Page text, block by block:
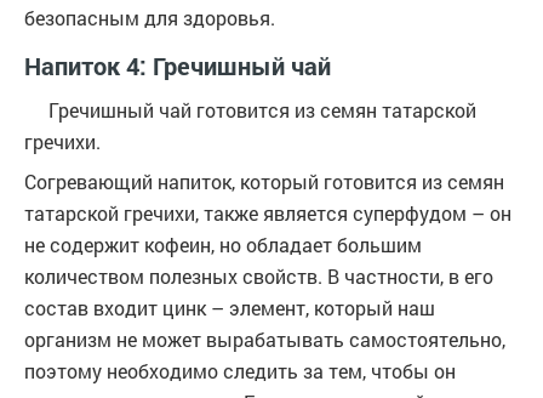
безопасным для здоровья.
Напиток 4: Гречишный чай
Гречишный чай готовится из семян татарской
гречихи.
Согревающий напиток, который готовится из семян
татарской гречихи, также является суперфудом – он
не содержит кофеин, но обладает большим
количеством полезных свойств. В частности, в его
состав входит цинк – элемент, который наш
организм не может вырабатывать самостоятельно,
поэтому необходимо следить за тем, чтобы он